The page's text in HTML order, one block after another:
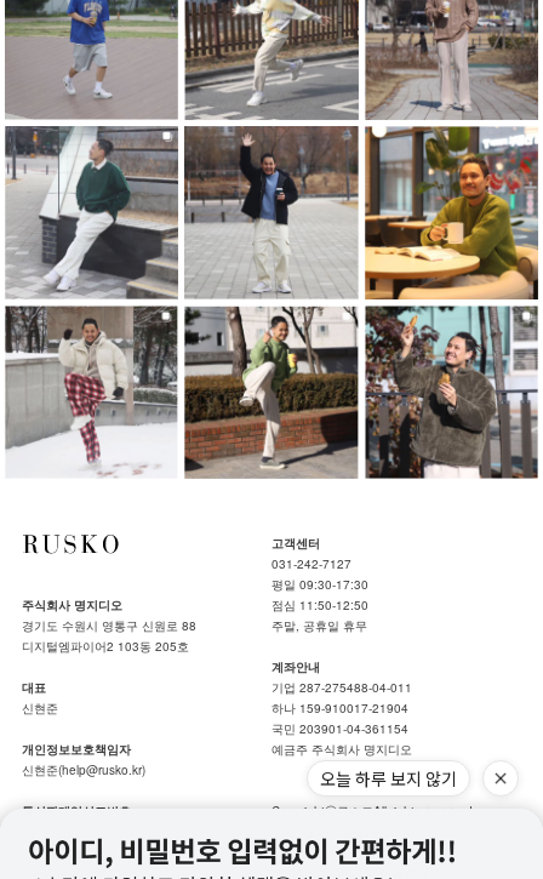
주식회사 명지디오
경기도 수원시 영통구 신원로 88
디지털엠파이어2 103동 205호
대표
신현준
개인정보보호책임자
신현준(help@rusko.kr)
통신판매업신고번호
사업자등록번호
고객센터
031-242-7127
평일 09:30-17:30
점심 11:50-12:50
주말, 공휴일 휴무
계좌안내
기업 287-275488-04-011
하나 159-910017-21904
국민 203901-04-361154
예금주 주식회사 명지디오
Copyrightⓒ루스코All rights reserved.
개인정보처리방침
오늘 하루 보지 않기